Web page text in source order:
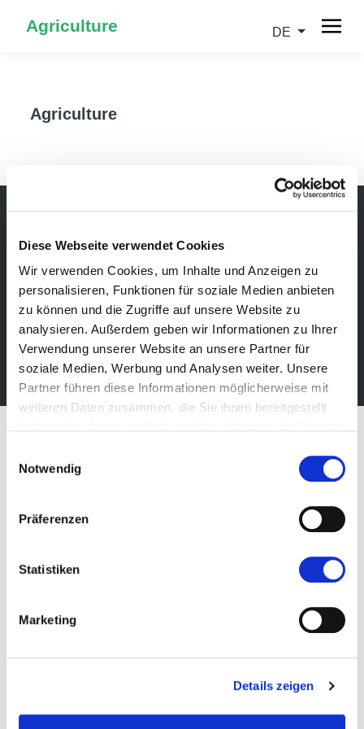
Diese Webseite verwendet Cookies
Wir verwenden Cookies, um Inhalte und Anzeigen zu
personalisieren, Funktionen für soziale Medien anbieten
zu können und die Zugriffe auf unsere Website zu
analysieren. Außerdem geben wir Informationen zu Ihrer
Verwendung unserer Website an unsere Partner für
soziale Medien, Werbung und Analysen weiter. Unsere
Partner führen diese Informationen möglicherweise mit
weiteren Daten zusammen, die Sie ihnen bereitgestellt
Notwendig
Präferenzen
Statistiken
Marketing
Details zeigen
Agriculture DE
Agriculture
Bleibe über unsere Events immer up-to-date, erhalte
im Voraus nützliche Informationen! Natürlich
kostenlos.
Newsletter abonnieren
39100 Bozen BZ